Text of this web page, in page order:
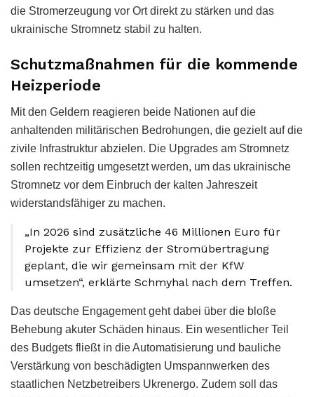
die Stromerzeugung vor Ort direkt zu stärken und das
ukrainische Stromnetz stabil zu halten.
Schutzmaßnahmen für die kommende
Heizperiode
Mit den Geldern reagieren beide Nationen auf die
anhaltenden militärischen Bedrohungen, die gezielt auf die
zivile Infrastruktur abzielen. Die Upgrades am Stromnetz
sollen rechtzeitig umgesetzt werden, um das ukrainische
Stromnetz vor dem Einbruch der kalten Jahreszeit
widerstandsfähiger zu machen.
„In 2026 sind zusätzliche 46 Millionen Euro für
Projekte zur Effizienz der Stromübertragung
geplant, die wir gemeinsam mit der KfW
umsetzen“, erklärte Schmyhal nach dem Treffen.
Das deutsche Engagement geht dabei über die bloße
Behebung akuter Schäden hinaus. Ein wesentlicher Teil
des Budgets fließt in die Automatisierung und bauliche
Verstärkung von beschädigten Umspannwerken des
staatlichen Netzbetreibers Ukrenergo. Zudem soll das